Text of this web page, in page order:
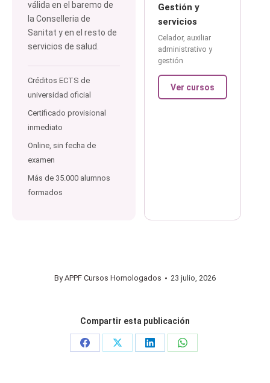
válida en el baremo de
la Conselleria de
Sanitat y en el resto de
servicios de salud.
Créditos ECTS de
universidad oficial
Certificado provisional
inmediato
Online, sin fecha de
examen
Más de 35.000 alumnos
formados
Gestión y
servicios
Celador, auxiliar
administrativo y
gestión
Ver cursos
ByAPPF Cursos Homologados 23 julio, 2026
Compartir esta publicación
Share
Share
Share
Share